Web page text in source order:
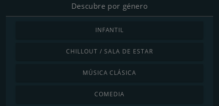
Descubre por género
INFANTIL
CHILLOUT / SALA DE ESTAR
MÚSICA CLÁSICA
COMEDIA